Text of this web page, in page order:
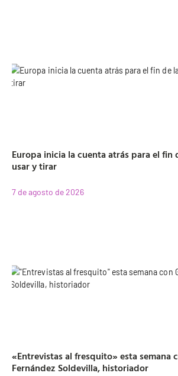
Europa inicia la cuenta atrás para el fin
usar y tirar
7 de agosto de 2026
«Entrevistas al fresquito» esta semana
Fernández Soldevilla, historiador